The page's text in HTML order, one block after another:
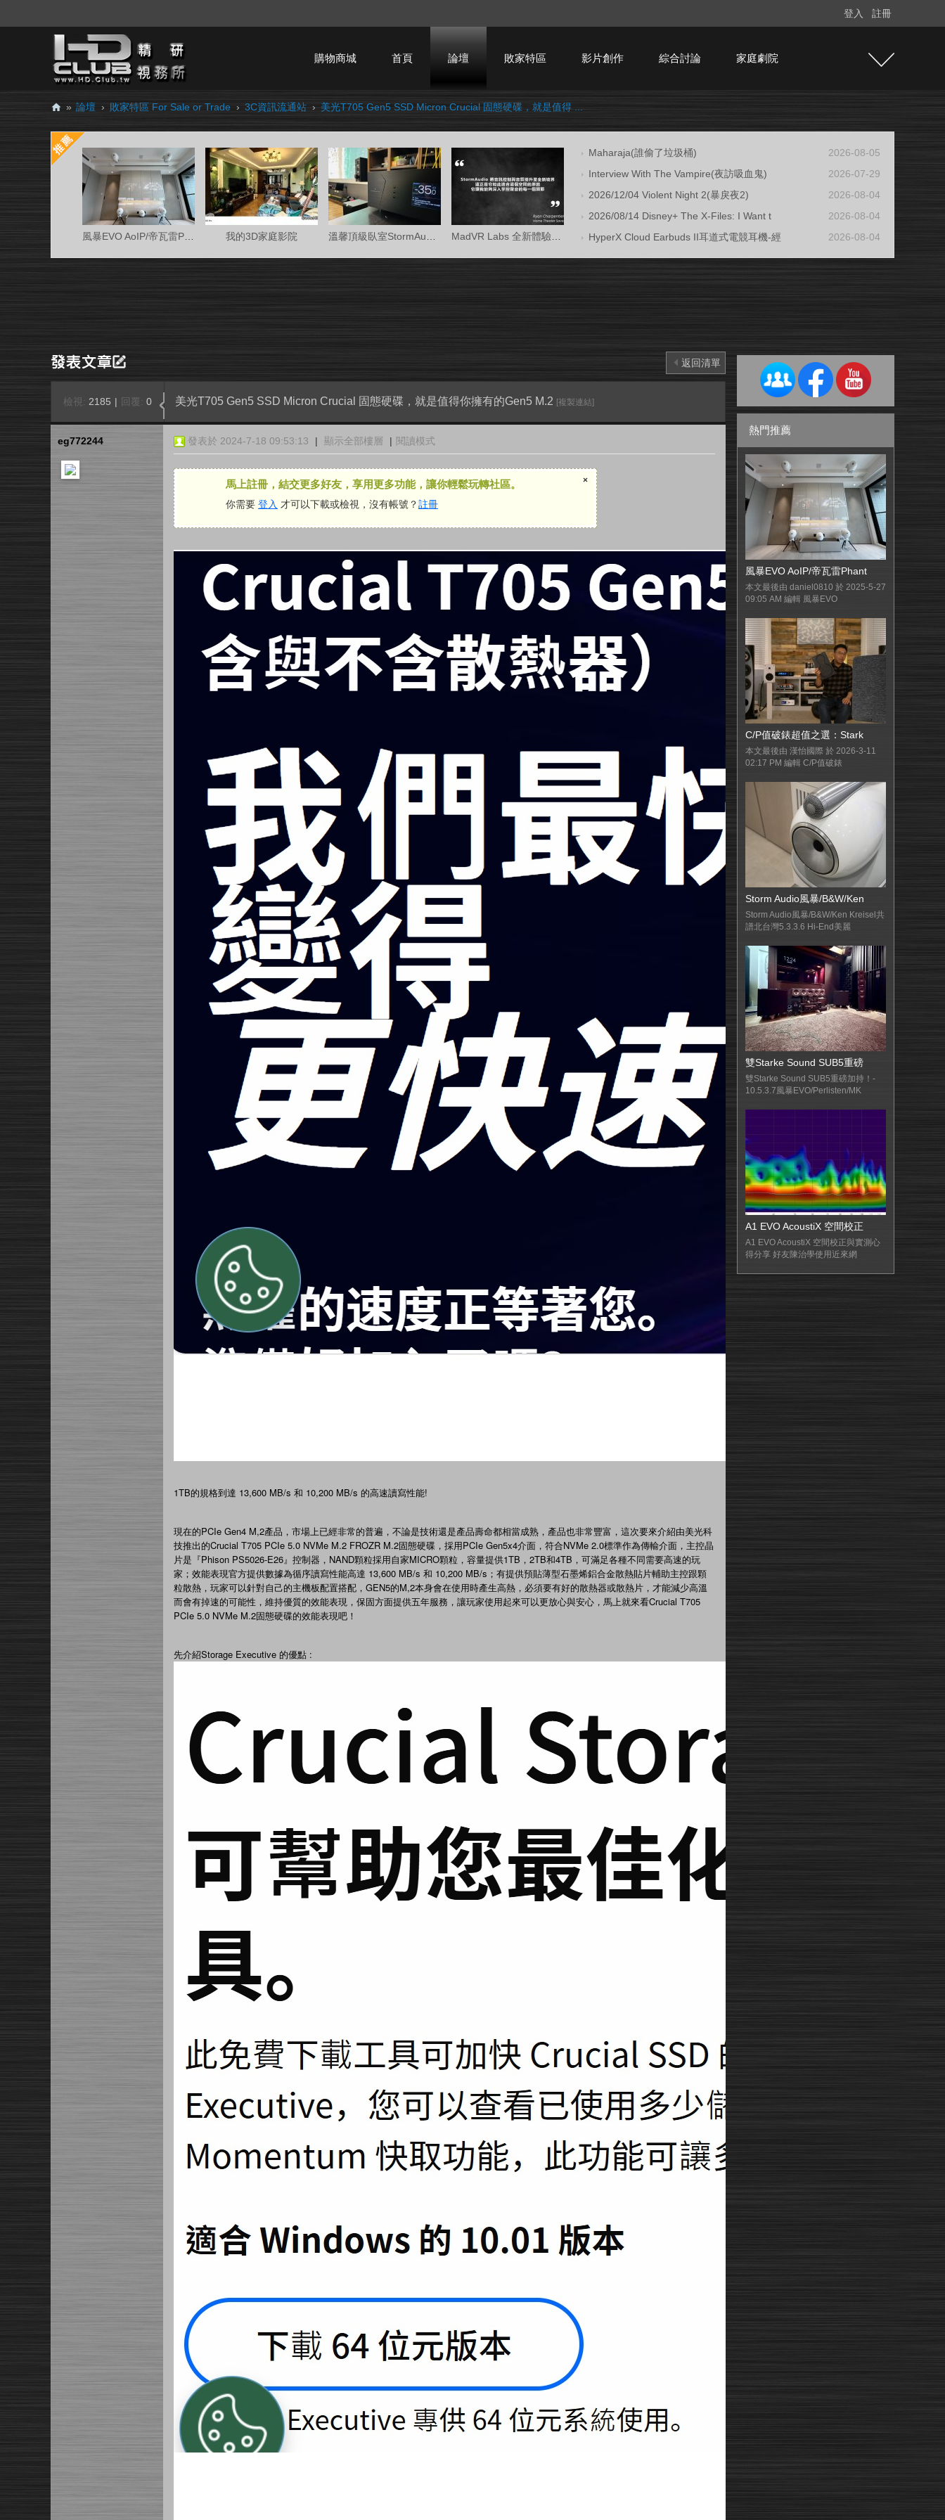
登入 註冊
購物商城 首頁 論壇 敗家特區 影片創作 綜合討論 家庭劇院
D.
Cl
» 論壇 › 敗家特區 For Sale or Trade › 3C資訊流通站 › 美光T705 Gen5 SSD Micron Crucial 固態硬碟，就是值得 ...
我的3D家庭影院
Maharaja(誰偷了垃圾桶)
2026-08-05
Interview With The Vampire(夜訪吸血鬼)
2026-07-29
2026/12/04 Violent Night 2(暴戾夜2)
2026-08-04
2026/08/14 Disney+ The X-Files: I Want t
2026-08-04
HyperX Cloud Earbuds II耳道式電競耳機-經
2026-08-04
返回清單
檢視: 2185 | 回覆: 0 美光T705 Gen5 SSD Micron Crucial 固態硬碟，就是值得你擁有的Gen5 M.2 [複製連結]
eg772244 發表於 2024-7-18 09:53:13 | 顯示全部樓層 | 閱讀模式
馬上註冊，結交更多好友，享用更多功能，讓你輕鬆玩轉社區。
你需要 登入 才可以下載或檢視，沒有帳號？註冊
×
1TB的規格到達 13,600 MB/s 和 10,200 MB/s 的高速讀寫性能!
現在的PCIe Gen4 M,2產品，市場上已經非常的普遍，不論是技術還是產品壽命都相當成熟，產品也非常豐富，這次要來介紹由美光科
技推出的Crucial T705 PCIe 5.0 NVMe M.2 FROZR M.2固態硬碟，採用PCIe Gen5x4介面，符合NVMe 2.0標準作為傳輸介面，主控晶
片是『Phison PS5026-E26』控制器，NAND顆粒採用自家MICRO顆粒，容量提供1TB，2TB和4TB，可滿足各種不同需要高速的玩
家；效能表現官方提供數據為循序讀寫性能高達 13,600 MB/s 和 10,200 MB/s；有提供預貼薄型石墨烯鋁合金散熱貼片輔助主控跟顆
粒散熱，玩家可以針對自己的主機板配置搭配，GEN5的M,2本身會在使用時產生高熱，必須要有好的散熱器或散熱片，才能減少高溫
而會有掉速的可能性，維持優質的效能表現，保固方面提供五年服務，讓玩家使用起來可以更放心與安心，馬上就來看Crucial T705
PCIe 5.0 NVMe M.2固態硬碟的效能表現吧！
先介紹Storage Executive 的優點 :
熱門推薦
風暴EVO AoIP/帝瓦雷Phant
本文最後由 daniel0810 於 2025-5-27
09:05 AM 編輯 風暴EVO
C/P值破錶超值之選：Stark
本文最後由 漢怡國際 於 2026-3-11
02:17 PM 編輯 C/P值破錶
Storm Audio風暴/B&W/Ken
Storm Audio風暴/B&W/Ken Kreisel共
譜北台灣5.3.3.6 Hi-End美麗
雙Starke Sound SUB5重磅
雙Starke Sound SUB5重磅加持！-
10.5.3.7風暴EVO/Perlisten/MK
A1 EVO AcoustiX 空間校正
A1 EVO AcoustiX 空間校正與實測心
得分享 好友陳治學使用近來網